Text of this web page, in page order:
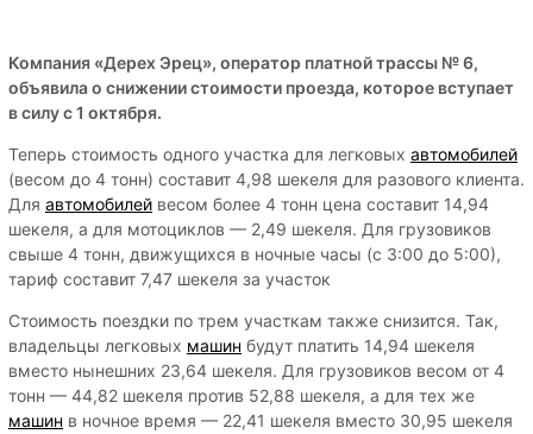
Компания «Дерех Эрец», оператор платной трассы № 6,
объявила о снижении стоимости проезда, которое вступает
в силу с 1 октября.
Теперь стоимость одного участка для легковых автомобилей
(весом до 4 тонн) составит 4,98 шекеля для разового клиента.
Для автомобилей весом более 4 тонн цена составит 14,94
шекеля, а для мотоциклов — 2,49 шекеля. Для грузовиков
свыше 4 тонн, движущихся в ночные часы (с 3:00 до 5:00),
тариф составит 7,47 шекеля за участок
Стоимость поездки по трем участкам также снизится. Так,
владельцы легковых машин будут платить 14,94 шекеля
вместо нынешних 23,64 шекеля. Для грузовиков весом от 4
тонн — 44,82 шекеля против 52,88 шекеля, а для тех же
машин в ночное время — 22,41 шекеля вместо 30,95 шекеля